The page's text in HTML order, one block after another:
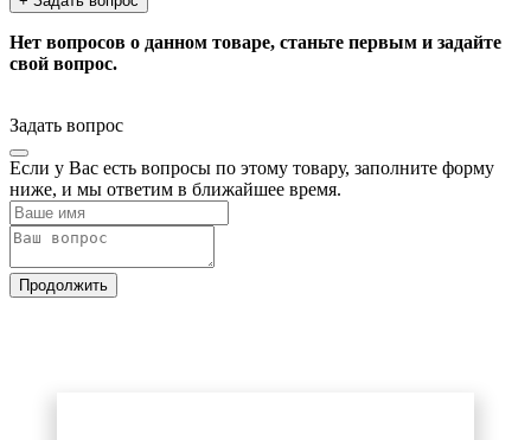
Нет вопросов о данном товаре, станьте первым и задайте
свой вопрос.
Задать вопрос
Если у Вас есть вопросы по этому товару, заполните форму
ниже, и мы ответим в ближайшее время.
Продолжить